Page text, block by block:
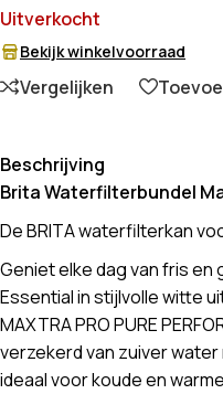
Uitverkocht
Bekijk winkelvoorraad
Vergelijken
Beschrijving
Brita Waterfilterbundel
De BRITA waterfilterkan
Geniet elke dag van fris en
Essential in stijlvolle witte
MAXTRA PRO PURE
verzekerd van zuiver
ideaal voor koude en